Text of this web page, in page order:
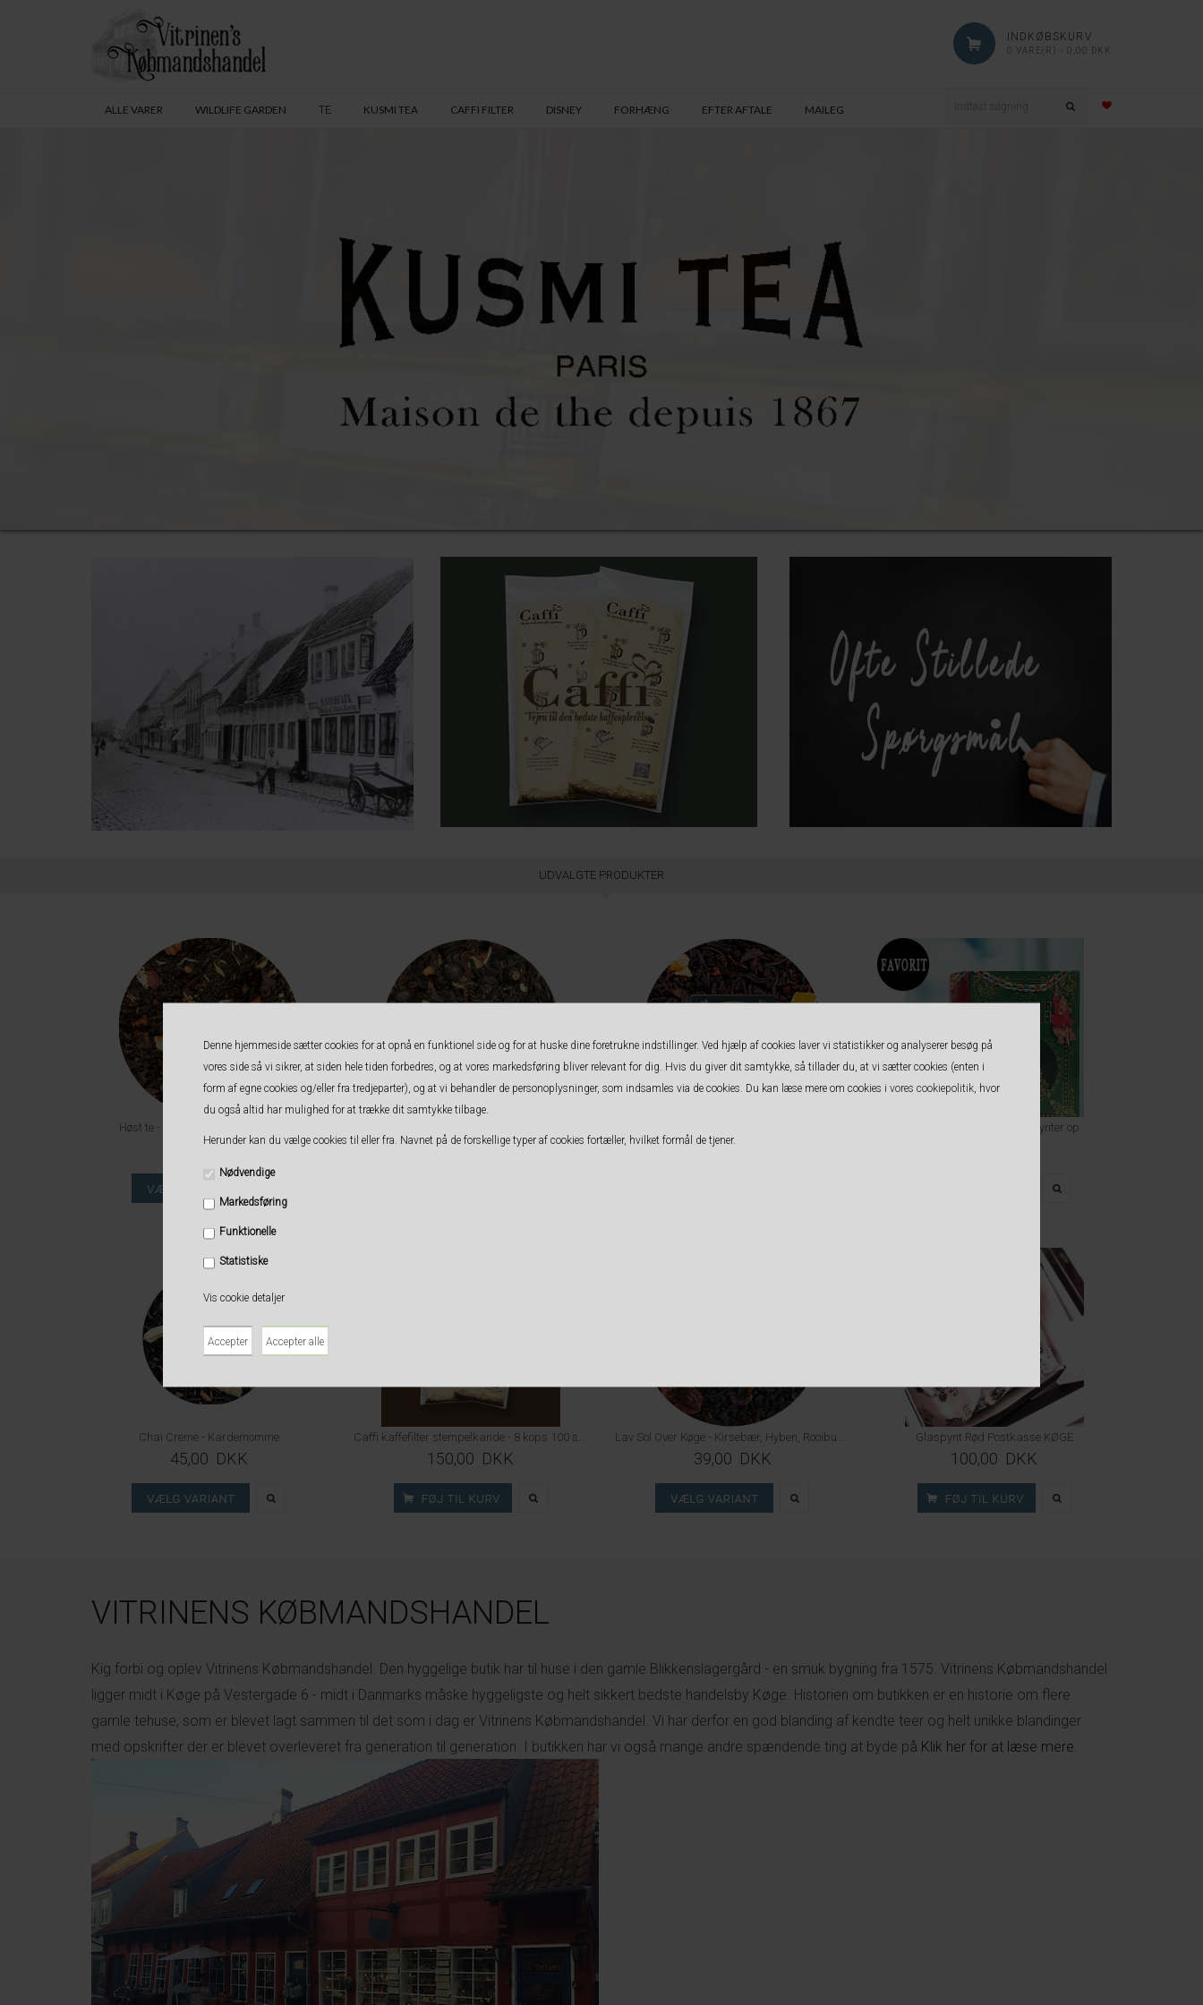
Denne hjemmeside sætter cookies for at opnå en funktionel side og for at huske dine foretrukne indstillinger. Ved hjælp af cookies laver vi statistikker og analyserer besøg på
vores side så vi sikrer, at siden hele tiden forbedres, og at vores markedsføring bliver relevant for dig. Hvis du giver dit samtykke, så tillader du, at vi sætter cookies (enten i
form af egne cookies og/eller fra tredjeparter), og at vi behandler de personoplysninger, som indsamles via de cookies. Du kan læse mere om cookies i vores cookiepolitik , hvor
du også altid har mulighed for at trække dit samtykke tilbage.
Herunder kan du vælge cookies til eller fra. Navnet på de forskellige typer af cookies fortæller, hvilket formål de tjener.
Nødvendige
Markedsføring
Funktionelle
Statistiske
Vis cookie detaljer
INDKØBSKURV
0 VARE(R) - 0,00 DKK
ALLE VARER WILDLIFE GARDEN TE KUSMI TEA CAFFI FILTER DISNEY FORHÆNG EFTER AFTALE MAILEG
UDVALGTE PRODUKTER
Høst te - Kvæde, Earl Grey og Hyben
45,00 DKK 334,00 DKK 85,00 DKK
Juledåse Bog - Mus der pynter op
Chai Creme - Kardemomme
45,00 DKK 150,00 DKK 39,00 DKK
Glaspynt Rød Postkasse KØGE
100,00 DKK
VITRINENS KØBMANDSHANDEL
Kig forbi og oplev Vitrinens Købmandshandel. Den hyggelige butik har til huse i den gamle Blikkenslagergård - en smuk bygning fra 1575. Vitrinens Købmandshandel
ligger midt i Køge på Vestergade 6 - midt i Danmarks måske hyggeligste og helt sikkert bedste handelsby Køge. Historien om butikken er en historie om flere
gamle tehuse, som er blevet lagt sammen til det som i dag er Vitrinens Købmandshandel. Vi har derfor en god blanding af kendte teer og helt unikke blandinger
med opskrifter der er blevet overleveret fra generation til generation. I butikken har vi også mange andre spændende ting at byde på Klik her for at læse mere.